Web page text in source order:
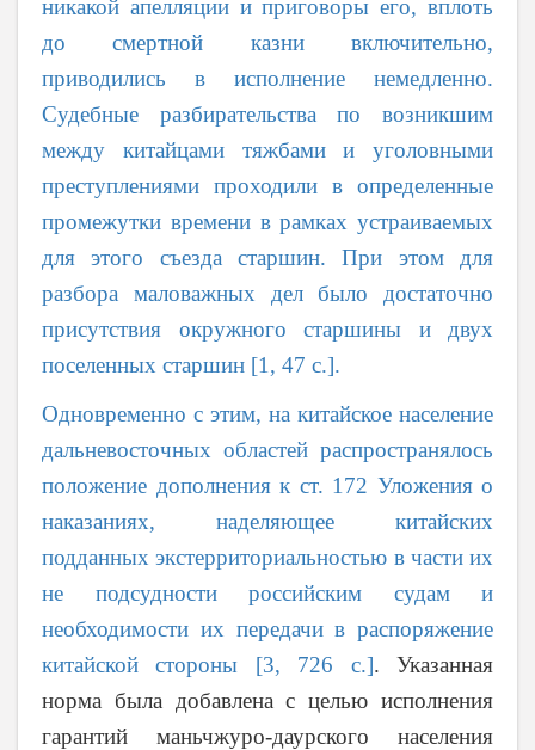
никакой апелляции и приговоры его, вплоть
до смертной казни включительно,
приводились в исполнение немедленно.
Судебные разбирательства по возникшим
между китайцами тяжбами и уголовными
преступлениями проходили в определенные
промежутки времени в рамках устраиваемых
для этого съезда старшин. При этом для
разбора маловажных дел было достаточно
присутствия окружного старшины и двух
поселенных старшин [1, 47 с.].
Одновременно с этим, на китайское население
дальневосточных областей распространялось
положение дополнения к ст. 172 Уложения о
наказаниях, наделяющее китайских
подданных экстерриториальностью в части их
не подсудности российским судам и
необходимости их передачи в распоряжение
китайской стороны [3, 726 с.]. Указанная
норма была добавлена с целью исполнения
гарантий маньчжуро-даурского населения